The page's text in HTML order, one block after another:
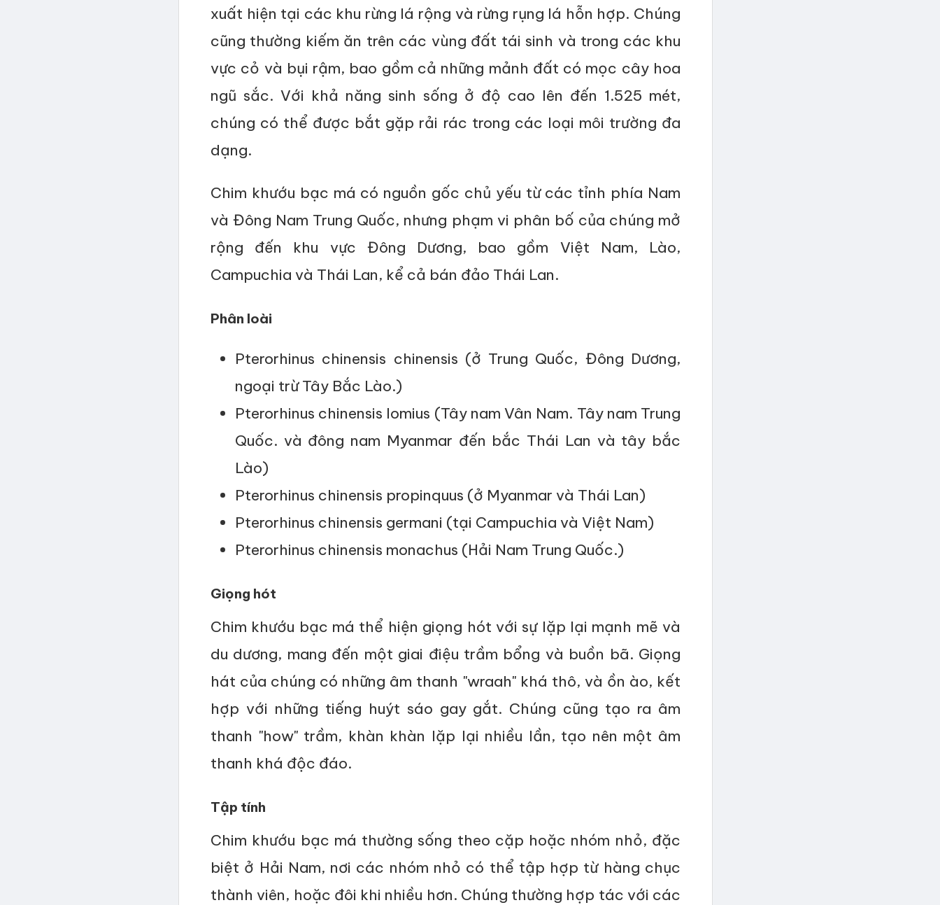
xuất hiện tại các khu rừng lá rộng và rừng rụng lá hỗn hợp. Chúng
cũng thường kiếm ăn trên các vùng đất tái sinh và trong các khu
vực cỏ và bụi rậm, bao gồm cả những mảnh đất có mọc cây hoa
ngũ sắc. Với khả năng sinh sống ở độ cao lên đến 1.525 mét,
chúng có thể được bắt gặp rải rác trong các loại môi trường đa
dạng.
Chim khướu bạc má có nguồn gốc chủ yếu từ các tỉnh phía Nam
và Đông Nam Trung Quốc, nhưng phạm vi phân bố của chúng mở
rộng đến khu vực Đông Dương, bao gồm Việt Nam, Lào,
Campuchia và Thái Lan, kể cả bán đảo Thái Lan.
Phân loài
Pterorhinus chinensis chinensis (ở Trung Quốc, Đông Dương,
ngoại trừ Tây Bắc Lào.)
Pterorhinus chinensis lomius (Tây nam Vân Nam. Tây nam Trung
Quốc. và đông nam Myanmar đến bắc Thái Lan và tây bắc
Lào)
Pterorhinus chinensis propinquus (ở Myanmar và Thái Lan)
Pterorhinus chinensis germani (tại Campuchia và Việt Nam)
Pterorhinus chinensis monachus (Hải Nam Trung Quốc.)
Giọng hót
Chim khướu bạc má thể hiện giọng hót với sự lặp lại mạnh mẽ và
du dương, mang đến một giai điệu trầm bổng và buồn bã. Giọng
hát của chúng có những âm thanh "wraah" khá thô, và ồn ào, kết
hợp với những tiếng huýt sáo gay gắt. Chúng cũng tạo ra âm
thanh "how" trầm, khàn khàn lặp lại nhiều lần, tạo nên một âm
thanh khá độc đáo.
Tập tính
Chim khướu bạc má thường sống theo cặp hoặc nhóm nhỏ, đặc
biệt ở Hải Nam, nơi các nhóm nhỏ có thể tập hợp từ hàng chục
thành viên, hoặc đôi khi nhiều hơn. Chúng thường hợp tác với các